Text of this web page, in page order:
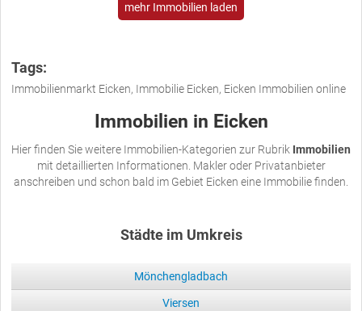
mehr Immobilien laden
Tags:
Immobilienmarkt Eicken, Immobilie Eicken, Eicken Immobilien online
Immobilien in Eicken
Hier finden Sie weitere Immobilien-Kategorien zur Rubrik Immobilien
mit detaillierten Informationen. Makler oder Privatanbieter
anschreiben und schon bald im Gebiet Eicken eine Immobilie finden.
Städte im Umkreis
Mönchengladbach
Viersen